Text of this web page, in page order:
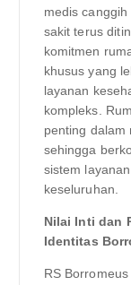
medis
sakit terus
komitmen
khusus yang
layanan
kompleks.
penting dalam
sehingga
sistem
keseluruhan.
Nilai Inti dan
Identitas
RS